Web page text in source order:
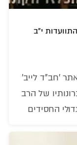
י"ב
'חב"ד לייב'
של הרב
החסידים